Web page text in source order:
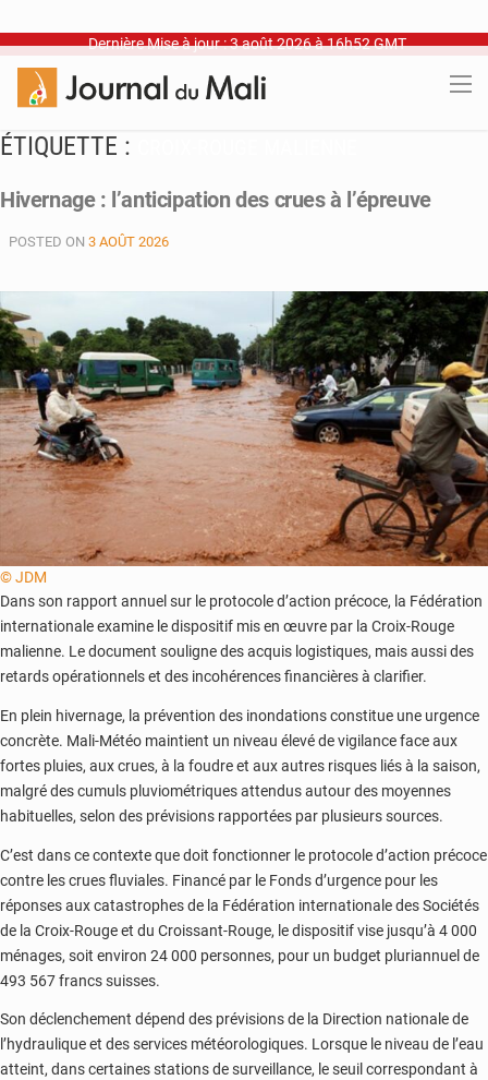
Dernière Mise à jour : 3 août 2026 à 16h52 GMT
ÉTIQUETTE :
Hivernage : l’anticipation des crues à l’épreuve
POSTED ON 3 AOÛT 2026
© JDM
Dans son rapport annuel sur le protocole d’action précoce, la Fédération
internationale examine le dispositif mis en œuvre par la Croix-Rouge
malienne. Le document souligne des acquis logistiques, mais aussi des
retards opérationnels et des incohérences financières à clarifier.
En plein hivernage, la prévention des inondations constitue une urgence
concrète. Mali-Météo maintient un niveau élevé de vigilance face aux
fortes pluies, aux crues, à la foudre et aux autres risques liés à la saison,
malgré des cumuls pluviométriques attendus autour des moyennes
habituelles, selon des prévisions rapportées par plusieurs sources.
C’est dans ce contexte que doit fonctionner le protocole d’action précoce
contre les crues fluviales. Financé par le Fonds d’urgence pour les
réponses aux catastrophes de la Fédération internationale des Sociétés
de la Croix-Rouge et du Croissant-Rouge, le dispositif vise jusqu’à 4 000
ménages, soit environ 24 000 personnes, pour un budget pluriannuel de
493 567 francs suisses.
Son déclenchement dépend des prévisions de la Direction nationale de
l’hydraulique et des services météorologiques. Lorsque le niveau de l’eau
atteint, dans certaines stations de surveillance, le seuil correspondant à